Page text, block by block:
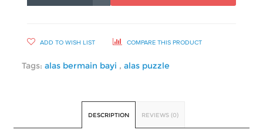
ADD TO WISH LIST COMPARE THIS PRODUCT
Tags: alas bermain bayi , alas puzzle
DESCRIPTION REVIEWS (0)